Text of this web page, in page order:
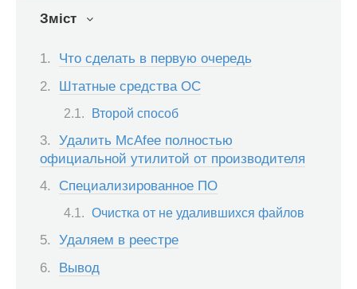
Зміст
Что сделать в первую очередь
Штатные средства ОС
Второй способ
Удалить McAfee полностью
официальной утилитой от производителя
Специализированное ПО
Очистка от не удалившихся файлов
Удаляем в реестре
Вывод